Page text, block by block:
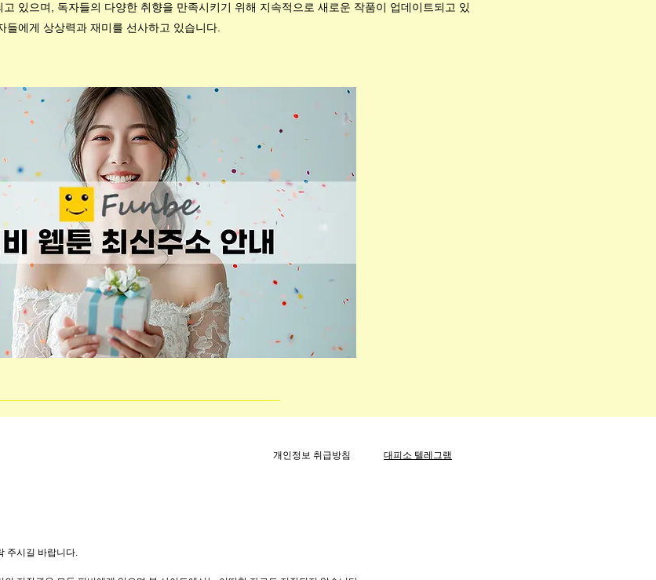
있으며, 독자들의 다양한 취향을 만족시키기 위해 지속적으로 새로운 작품이 업데이트되고 있
에게 상상력과 재미를 선사하고 있습니다.
개인정보 취급방침 대피소 텔레그램
주시길 바랍니다.